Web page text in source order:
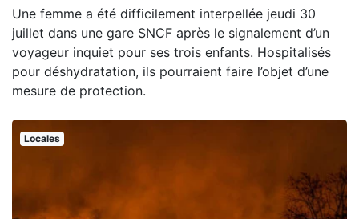
Une femme a été difficilement interpellée jeudi 30
juillet dans une gare SNCF après le signalement d’un
voyageur inquiet pour ses trois enfants. Hospitalisés
pour déshydratation, ils pourraient faire l’objet d’une
mesure de protection.
Locales